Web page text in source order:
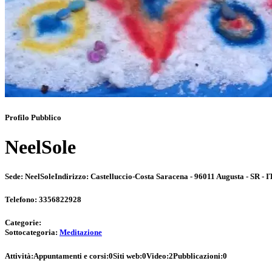
Profilo Pubblico
NeelSole
Sede: NeelSoleIndirizzo: Castelluccio-Costa Saracena - 96011 Augusta - SR -
Telefono: 3356822928
Categorie:
Sottocategoria: Meditazione
Attività:Appuntamenti e corsi:0Siti web:0Video:2Pubblicazioni:0